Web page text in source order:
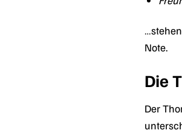
Note.
Die
Der